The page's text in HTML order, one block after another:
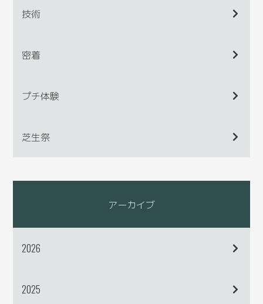
技術
密着
プチ体験
芝生祭
アーカイブ
2026
2025